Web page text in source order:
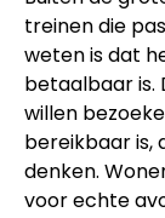
treinen die
weten is dat
betaalbaar is.
willen
bereikbaar is,
denken.
voor echte